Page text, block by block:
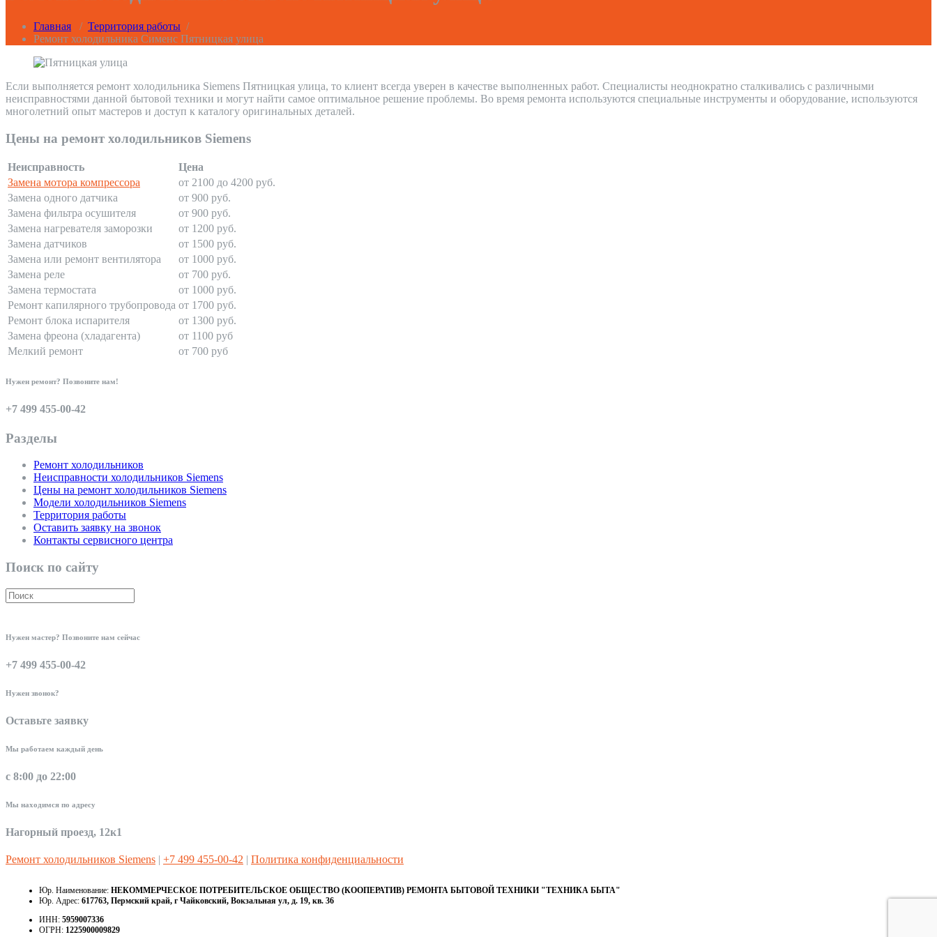
Главная / Территория работы /
Ремонт холодильника Сименс Пятницкая улица
Если выполняется ремонт холодильника Siemens Пятницкая улица, то клиент всегда уверен в качестве выполненных работ. Специалисты неоднократно сталкивались с различными
неисправностями данной бытовой техники и могут найти самое оптимальное решение проблемы. Во время ремонта используются специальные инструменты и оборудование, используются
многолетний опыт мастеров и доступ к каталогу оригинальных деталей.
Цены на ремонт холодильников Siemens
Неисправность
Цена
Замена мотора компрессора
от 2100 до 4200 руб.
Замена одного датчика
от 900 руб.
Замена фильтра осушителя
от 900 руб.
Замена нагревателя заморозки
от 1200 руб.
Замена датчиков
от 1500 руб.
Замена или ремонт вентилятора
от 1000 руб.
Замена реле
от 700 руб.
Замена термостата
от 1000 руб.
Ремонт капилярного трубопровода от 1700 руб.
Ремонт блока испарителя
от 1300 руб.
Замена фреона (хладагента)
от 1100 руб
Мелкий ремонт
от 700 руб
Нужен ремонт? Позвоните нам!
+7 499 455-00-42
Разделы
Ремонт холодильников
Неисправности холодильников Siemens
Цены на ремонт холодильников Siemens
Модели холодильников Siemens
Территория работы
Оставить заявку на звонок
Контакты сервисного центра
Поиск по сайту
Нужен мастер? Позвоните нам сейчас
+7 499 455-00-42
Нужен звонок?
Оставьте заявку
Мы работаем каждый день
с 8:00 до 22:00
Мы находимся по адресу
Нагорный проезд, 12к1
Ремонт холодильников Siemens | +7 499 455-00-42 | Политика конфиденциальности
Юр. Наименование: НЕКОММЕРЧЕСКОЕ ПОТРЕБИТЕЛЬСКОЕ ОБЩЕСТВО (КООПЕРАТИВ) РЕМОНТА БЫТОВОЙ ТЕХНИКИ "ТЕХНИКА БЫТА"
Юр. Адрес: 617763, Пермский край, г Чайковский, Вокзальная ул, д. 19, кв. 36
ИНН: 5959007336
ОГРН: 1225900009829